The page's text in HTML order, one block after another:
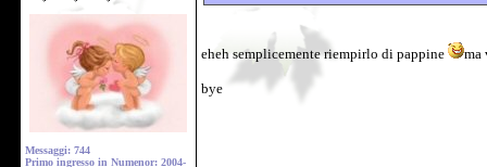
Messaggi: 744
Primo ingresso in Numenor: 2004-
eheh semplicemente riempirlo di pappine ma
bye